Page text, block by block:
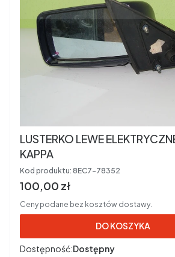
LUSTERKO LEWE
KAPPA
Kod produktu: 8EC7-78352
Cena brutto
100,00 zł
Ceny podane bez kosztów dostawy.
DO KOSZYKA
Dostępność:Dostępny